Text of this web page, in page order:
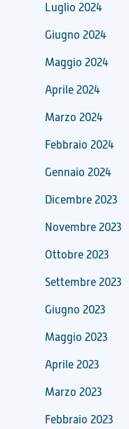
Luglio 2024
Giugno 2024
Maggio 2024
Aprile 2024
Marzo 2024
Febbraio 2024
Gennaio 2024
Dicembre 2023
Novembre 2023
Ottobre 2023
Settembre 2023
Giugno 2023
Maggio 2023
Aprile 2023
Marzo 2023
Febbraio 2023